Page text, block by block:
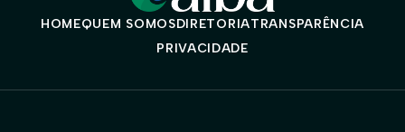
HOMEQUEM SOMOSDIRETORIATRANSPARÊNCIA
PRIVACIDADE